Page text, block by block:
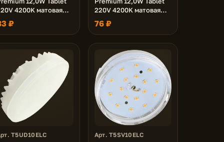
4200K матовая
₽
220V 4200K матовая
27x75 (1 из ч/б уп. по
10)
76 ₽
T5UD10ELC Арт. T5SV10ELC